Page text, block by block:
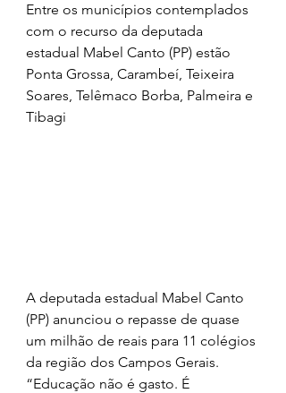
Entre os municípios contemplados
com o recurso da deputada
estadual Mabel Canto (PP) estão
Ponta Grossa, Carambeí, Teixeira
Soares, Telêmaco Borba, Palmeira e
Tibagi
A deputada estadual Mabel Canto
(PP) anunciou o repasse de quase
um milhão de reais para 11 colégios
da região dos Campos Gerais.
“Educação não é gasto. É